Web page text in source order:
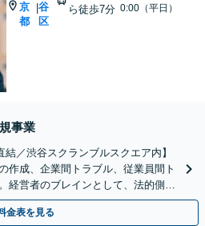
京
都
|谷
区
ら徒歩7分 0:00（平日）
事業
結／渋谷スクランブルスクエア内】
作成、企業間トラブル、従業員間ト
経営者のブレインとして、法的側面
。【初回相談無料】
金表を見る